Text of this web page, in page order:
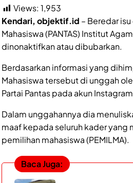
Views: 1,953
Kendari, objektif.id – Beredar
Mahasiswa (PANTAS) Institut
dinonaktifkan atau dibubarkan.
Berdasarkan informasi yang
Mahasiswa tersebut di unggah
Partai Pantas pada akun
Dalam unggahannya dia
maaf kepada seluruh kader yang
pemilihan mahasiswa (PEMILMA).
Baca Juga: